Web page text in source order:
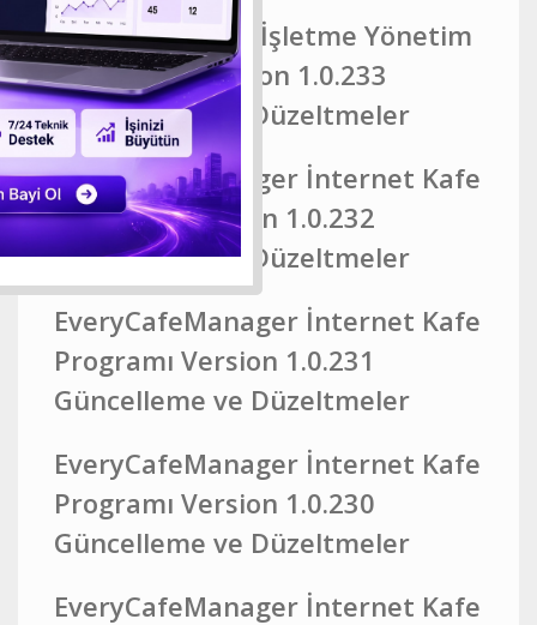
EveryCafe Akıllı İşletme Yönetim
Platformu Version 1.0.233
Güncelleme ve Düzeltmeler
EveryCafeManager İnternet Kafe
Programı Version 1.0.232
Güncelleme ve Düzeltmeler
EveryCafeManager İnternet Kafe
Programı Version 1.0.231
Güncelleme ve Düzeltmeler
EveryCafeManager İnternet Kafe
Programı Version 1.0.230
Güncelleme ve Düzeltmeler
EveryCafeManager İnternet Kafe